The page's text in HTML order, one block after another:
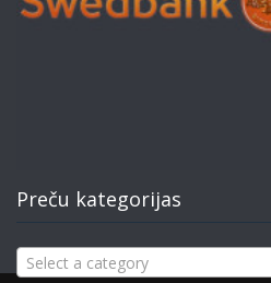
Preču kategorijas
Select a category